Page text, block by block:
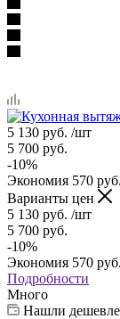
5 130 руб. /шт
5 700 руб.
-10%
Экономия 570 руб.
Варианты цен
5 130 руб. /шт
5 700 руб.
-10%
Экономия 570 руб.
Подробности
Много
Нашли